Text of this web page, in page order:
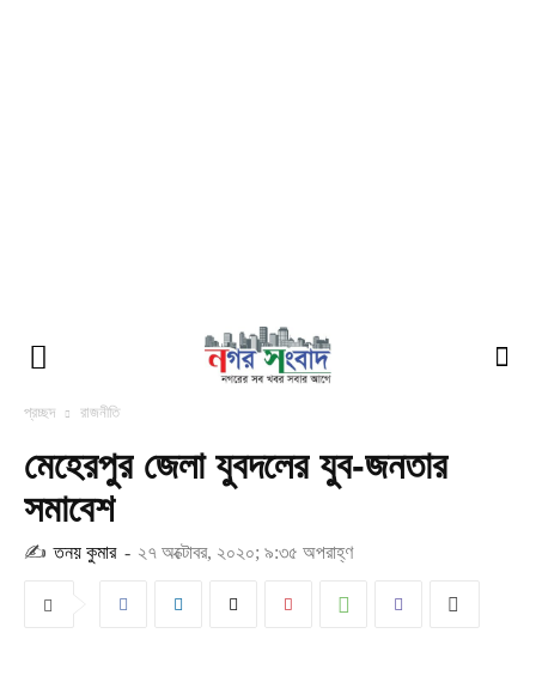
প্রচ্ছদ রাজনীতি
মেহেরপুর জেলা যুবদলের যুব-জনতার
সমাবেশ
✍ তনয় কুমার - ২৭ অক্টোবর, ২০২০; ৯:৩৫ অপরাহ্ণ